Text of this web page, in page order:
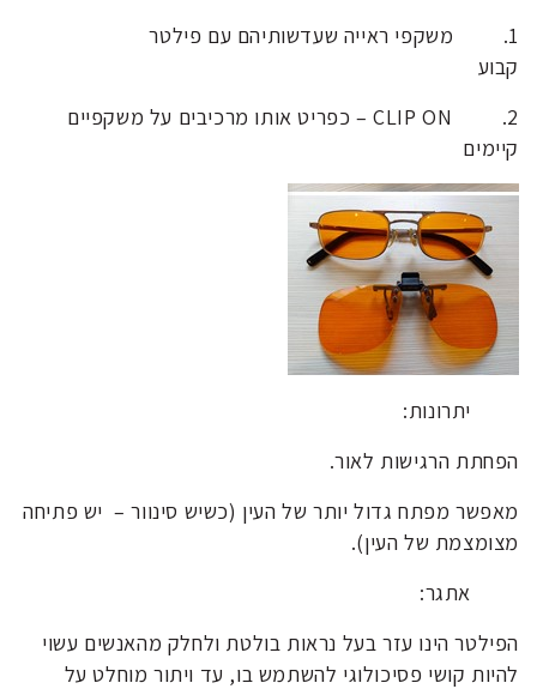
1. משקפי ראייה שעדשותיהם עם פילטר
קבוע
2. CLIP ON – כפריט אותו מרכיבים על משקפיים
קיימים
יתרונות:
הפחתת הרגישות לאור.
מאפשר מפתח גדול יותר של העין (כשיש סינוור – יש פתיחה
מצומצמת של העין).
אתגר:
הפילטר הינו עזר בעל נראות בולטת ולחלק מהאנשים עשוי
להיות קושי פסיכולוגי להשתמש בו, עד ויתור מוחלט על